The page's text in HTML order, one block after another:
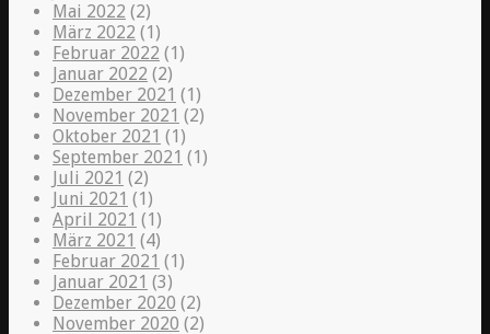
Mai 2022 (2)
März 2022 (1)
Februar 2022 (1)
Januar 2022 (2)
Dezember 2021 (1)
November 2021 (2)
Oktober 2021 (1)
September 2021 (1)
Juli 2021 (2)
Juni 2021 (1)
April 2021 (1)
März 2021 (4)
Februar 2021 (1)
Januar 2021 (3)
Dezember 2020 (2)
November 2020 (2)